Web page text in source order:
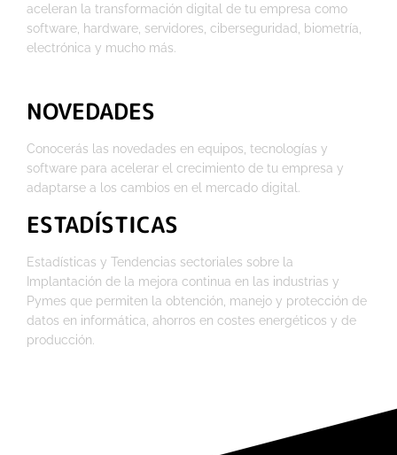
aceleran la transformación digital de tu empresa como
software, hardware, servidores, ciberseguridad, biometría,
electrónica y mucho más.
NOVEDADES
Conocerás las novedades en equipos, tecnologías y
software para acelerar el crecimiento de tu empresa y
adaptarse a los cambios en el mercado digital.
ESTADÍSTICAS
Estadísticas y Tendencias sectoriales sobre la
Implantación de la mejora continua en las industrias y
Pymes que permiten la obtención, manejo y protección de
datos en informática, ahorros en costes energéticos y de
producción.